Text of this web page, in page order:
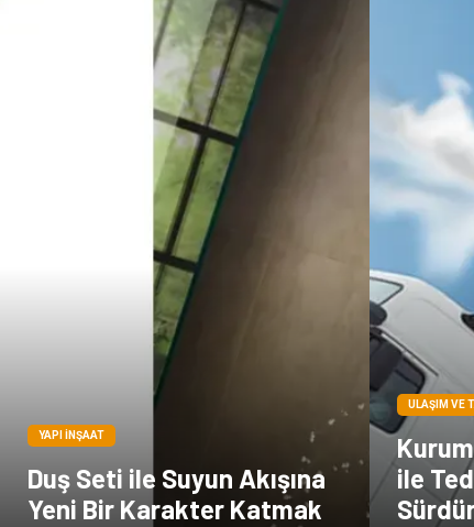
YAPI İNŞAAT
Duş Seti ile Suyun Akışına
Yeni Bir Karakter Katmak
ULAŞIM VE
ile